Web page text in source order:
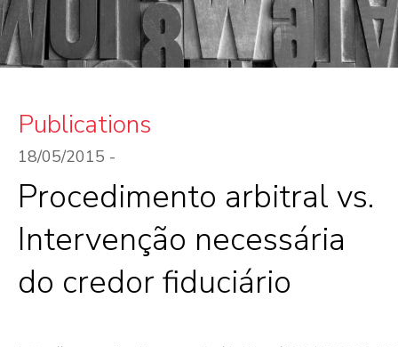
Publications
18/05/2015 -
Procedimento arbitral vs.
Intervenção necessária
do credor fiduciário